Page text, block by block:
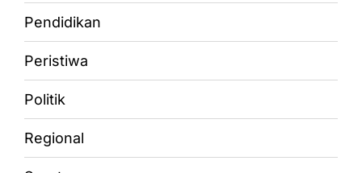
Pendidikan
Peristiwa
Politik
Regional